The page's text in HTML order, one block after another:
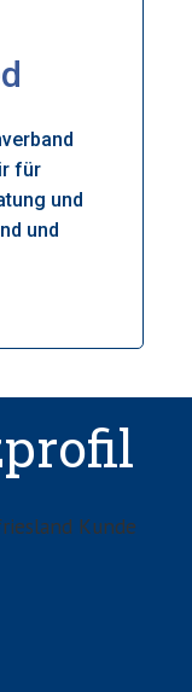
für
und
und